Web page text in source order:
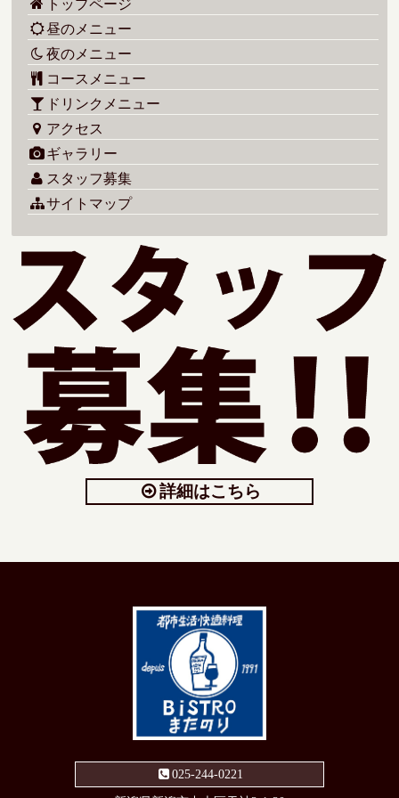
トップページ
昼のメニュー
夜のメニュー
コースメニュー
ドリンクメニュー
アクセス
ギャラリー
スタッフ募集
サイトマップ
詳細はこちら
025-244-0221